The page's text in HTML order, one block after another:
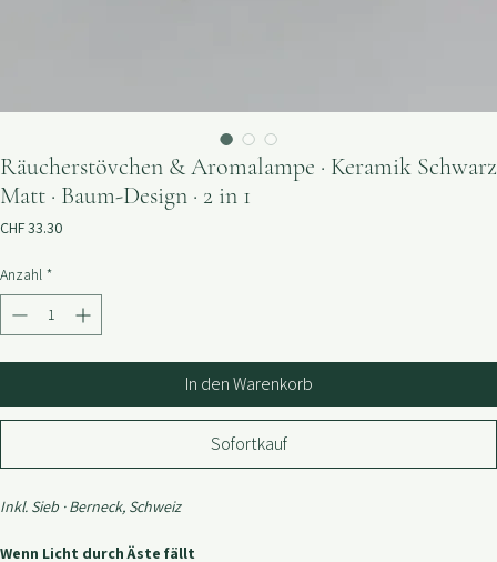
Räucherstövchen & Aromalampe · Keramik Schwarz
Matt · Baum-Design · 2 in 1
CHF 33.30
Anzahl *
In den Warenkorb
Inkl. Sieb · Berneck, Schweiz